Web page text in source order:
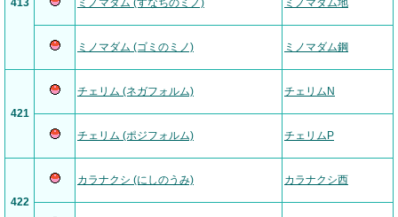
413 ミノマダム (すなちのミノ) ミノマダム地
ミノマダム (ゴミのミノ) ミノマダム鋼
421
チェリム (ネガフォルム) チェリムN
チェリム (ポジフォルム) チェリムP
422
カラナクシ (にしのうみ) カラナクシ西